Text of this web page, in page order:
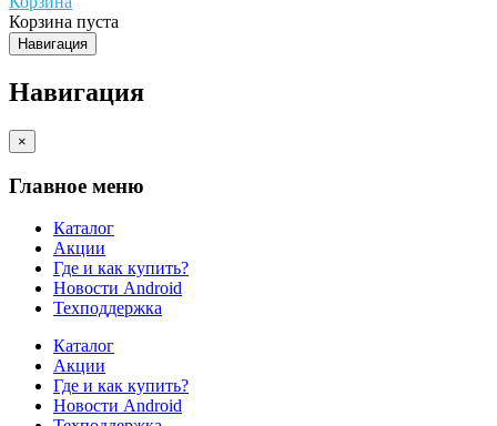
Корзина пуста
Навигация
Навигация
×
Главное меню
Каталог
Акции
Где и как купить?
Новости Android
Техподдержка
Каталог
Акции
Где и как купить?
Новости Android